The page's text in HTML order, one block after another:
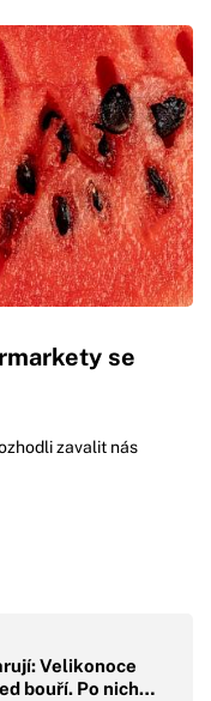
se
zavalit nás
Velikonoce
bouří. Po nich…